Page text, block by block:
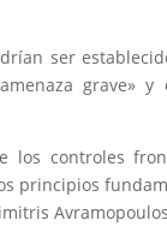
ser
grave» y
los controles
principios